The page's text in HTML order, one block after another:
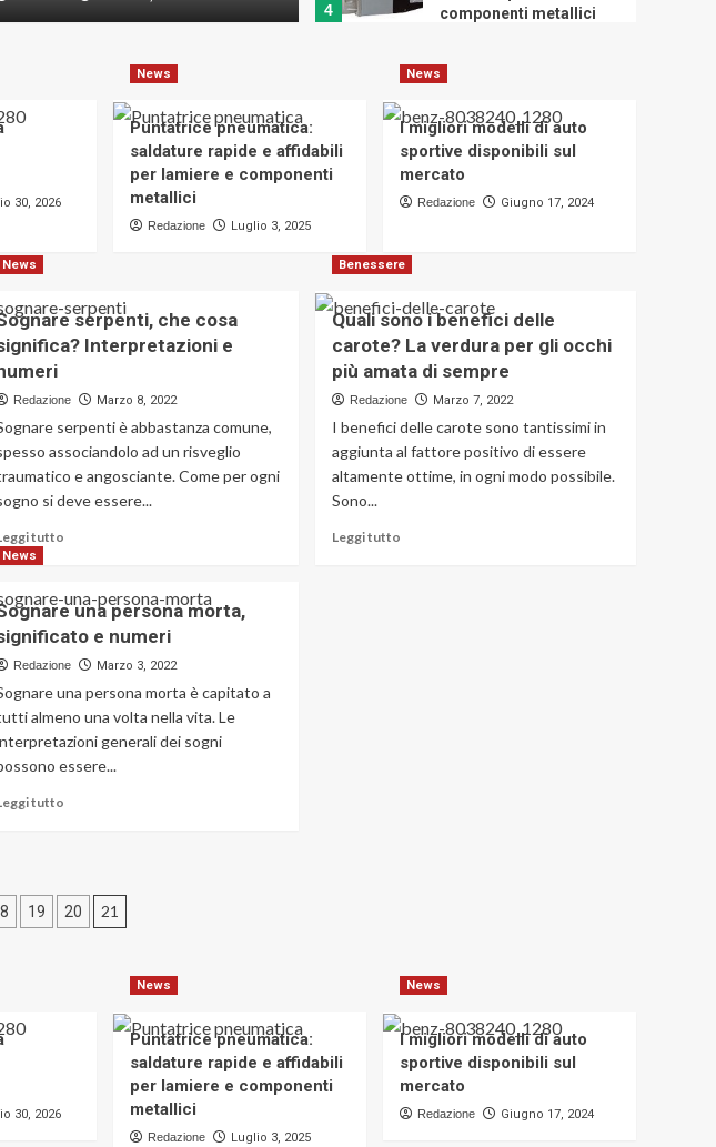
4
componenti metallici
I migliori modelli di
sul mercato
1
News
NTS Business
News
Che cos’è il
lubrorefrigerante e
come funziona
3
Benessere
Flebo e iniezioni a
domicilio: quando
richiederle
30, 2026
News
Puntatrice pneumatica:
saldature rapide e affidabili
per lamiere e componenti
metallici
Redazione Luglio 3, 2025
News
I migliori modelli di auto
sportive disponibili sul
mercato
Redazione Giugno 17, 2024
News
serpenti, che cosa
Interpretazioni e
Redazione Marzo 8, 2022
serpenti è abbastanza comune,
associandolo ad un risveglio
e angosciante. Come per ogni
si deve essere...
tuttoLeggi
su
Sognare
serpenti,
che
significa?
Interpretazioni
e
numeri
Benessere
Quali sono i benefici delle
carote? La verdura per gli occhi
più amata di sempre
Redazione Marzo 7, 2022
I benefici delle carote sono tantissimi in
aggiunta al fattore positivo di essere
altamente ottime, in ogni modo possibile.
Sono...
Leggi tutto
News
una persona morta,
e numeri
Redazione Marzo 3, 2022
una persona morta è capitato a
almeno una volta nella vita. Le
generali dei sogni
essere...
tuttoLeggi
una
persona
19 20 21
30, 2026
News
Puntatrice pneumatica:
saldature rapide e affidabili
per lamiere e componenti
metallici
Redazione Luglio 3, 2025
News
I migliori modelli di auto
sportive disponibili sul
mercato
Redazione Giugno 17, 2024